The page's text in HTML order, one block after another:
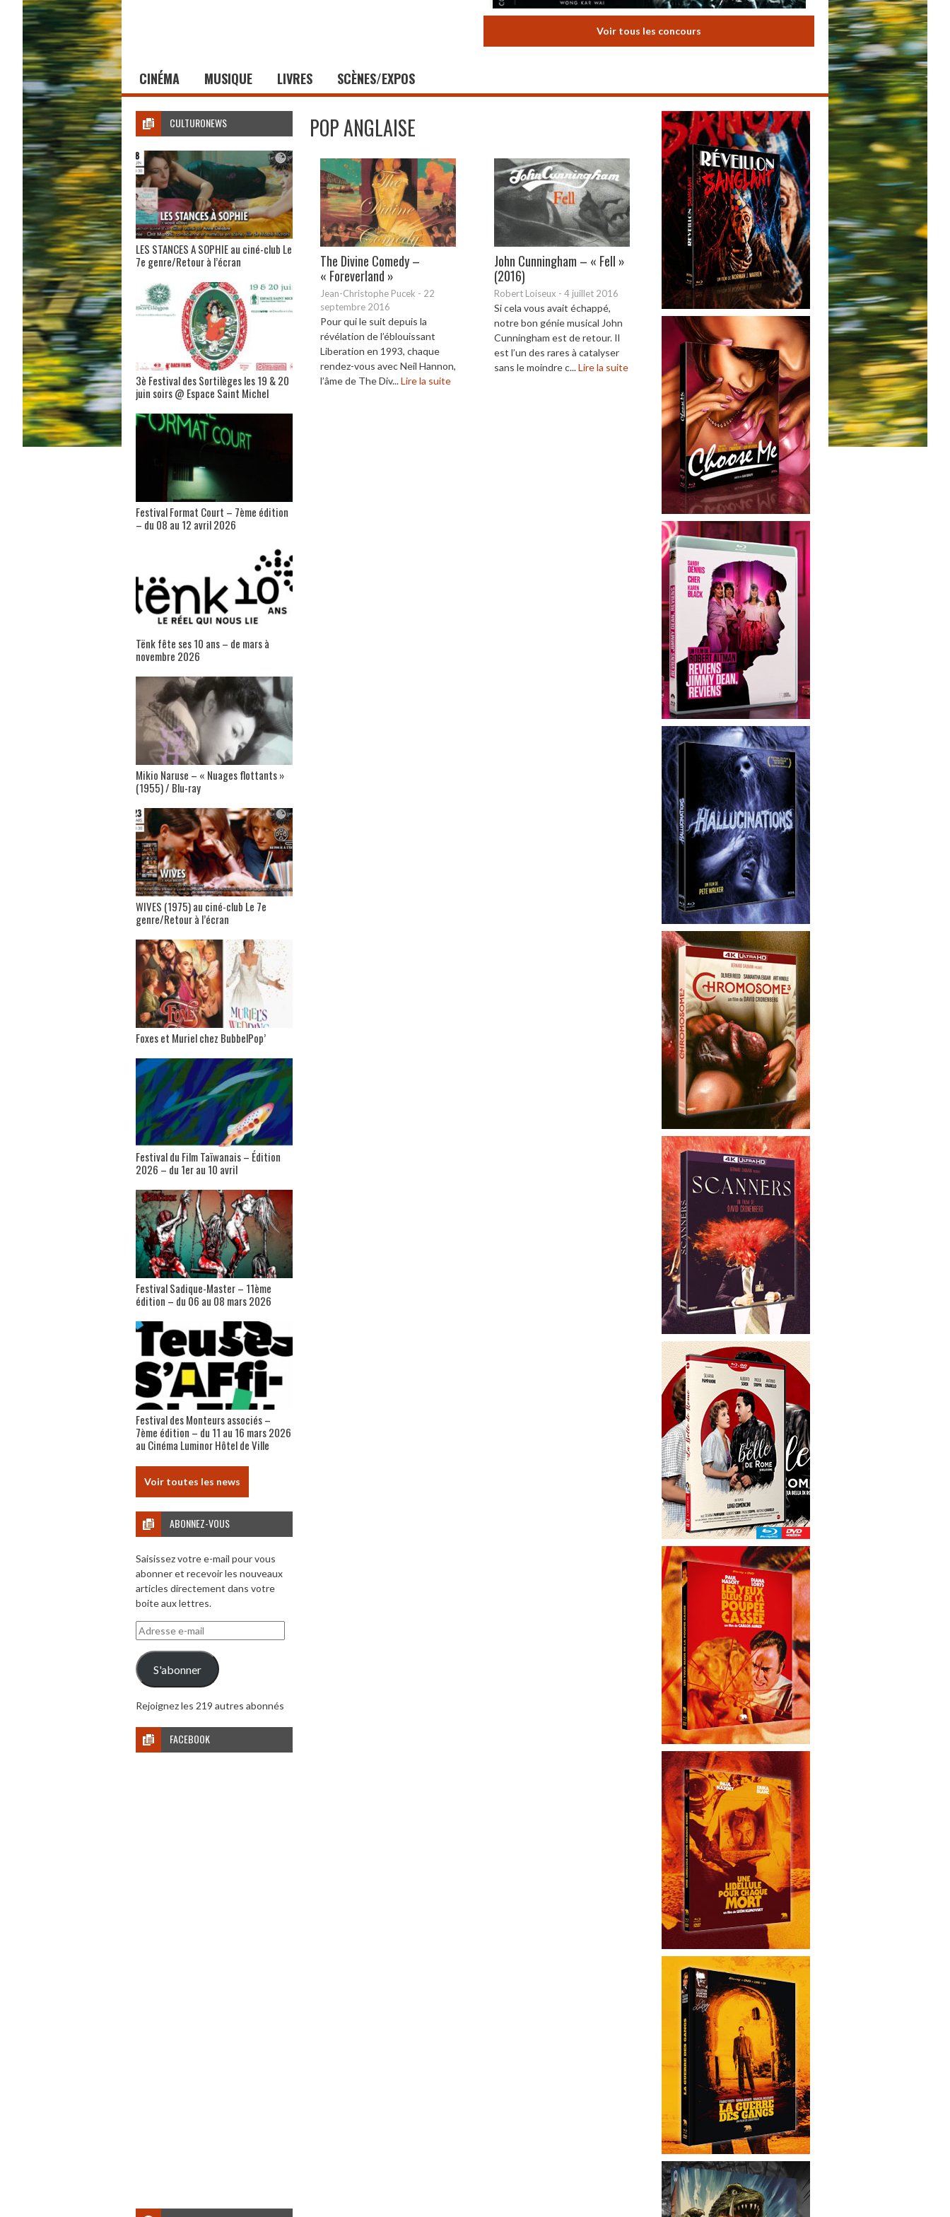
Voir tous les concours
CINÉMA MUSIQUE LIVRES SCÈNES/EXPOS
POP ANGLAISE
The Divine Comedy –
« Foreverland »
Jean-Christophe Pucek - 22
septembre 2016
Pour qui le suit depuis la
révélation de l’éblouissant
Liberation en 1993, chaque
rendez-vous avec Neil Hannon,
l’âme de The Div...Lire la suite
John Cunningham – « Fell »
(2016)
Robert Loiseux - 4 juillet 2016
Si cela vous avait échappé,
notre bon génie musical John
Cunningham est de retour. Il
est l’un des rares à catalyser
sans le moindre c...Lire la suite
CULTURONEWS
LES STANCES A SOPHIE au ciné-club Le
7e genre/Retour à l’écran
3è Festival des Sortilèges les 19 & 20
juin soirs @ Espace Saint Michel
Festival Format Court – 7ème édition
– du 08 au 12 avril 2026
Tënk fête ses 10 ans – de mars à
novembre 2026
Mikio Naruse – « Nuages flottants »
(1955) / Blu-ray
WIVES (1975) au ciné-club Le 7e
genre/Retour à l’écran
Foxes et Muriel chez BubbelPop’
Festival du Film Taïwanais – Édition
2026 – du 1er au 10 avril
Festival Sadique-Master – 11ème
édition – du 06 au 08 mars 2026
Festival des Monteurs associés –
7ème édition – du 11 au 16 mars 2026
au Cinéma Luminor Hôtel de Ville
Voir toutes les news
ABONNEZ-VOUS
Saisissez votre e-mail pour vous
abonner et recevoir les nouveaux
articles directement dans votre
boite aux lettres.
Adresse
e-
mail
S'abonner
Rejoignez les 219 autres abonnés
FACEBOOK